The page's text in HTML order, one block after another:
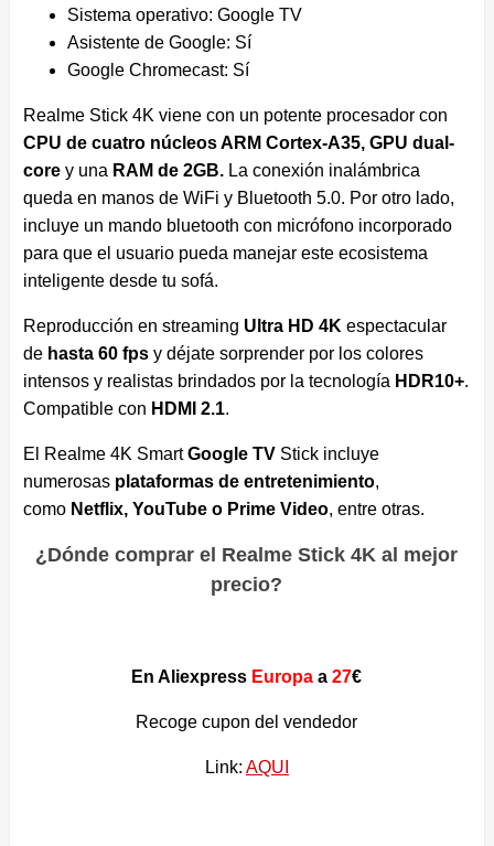
Sistema operativo: Google TV
Asistente de Google: Sí
Google Chromecast: Sí
Realme Stick 4K viene con un potente procesador con
CPU de cuatro núcleos ARM Cortex-A35, GPU dual-
corey una RAM de 2GB. La conexión inalámbrica
queda en manos de WiFi y Bluetooth 5.0. Por otro lado,
incluye un mando bluetooth con micrófono incorporado
para que el usuario pueda manejar este ecosistema
inteligente desde tu sofá.
Reproducción en streaming Ultra HD 4K espectacular
de hasta 60 fpsy déjate sorprender por los colores
intensos y realistas brindados por la tecnología HDR10+.
Compatible con HDMI 2.1.
El Realme 4K SmartGoogle TVStick incluye
numerosas plataformas de entretenimiento,
como Netflix, YouTube o Prime Video, entre otras.
¿Dónde comprar el Realme Stick 4K al mejor
precio?
En Aliexpress Europa a27€
Recoge cupon del vendedor
Link: AQUI